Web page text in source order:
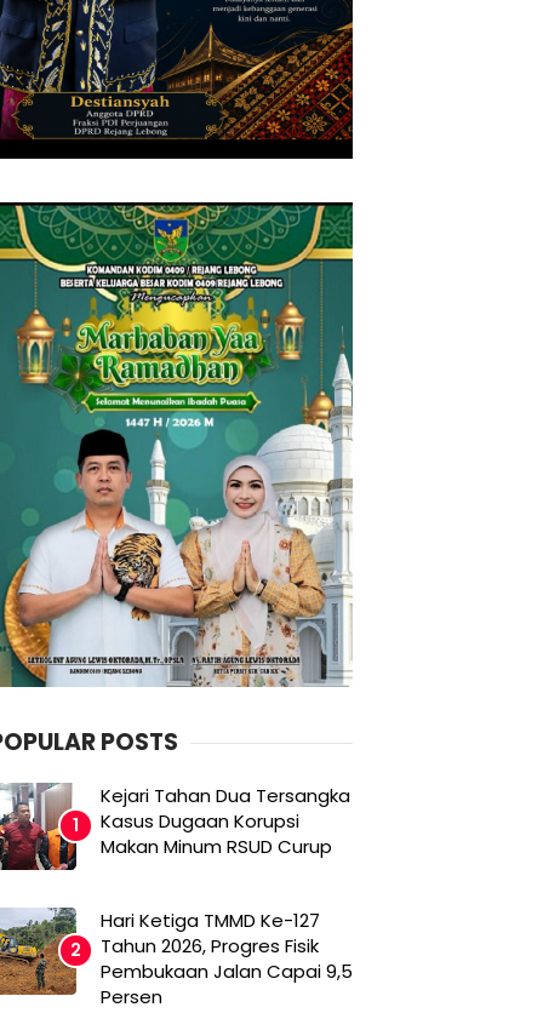
POSTS
Kejari Tahan Dua Tersangka
Kasus Dugaan Korupsi
Makan Minum RSUD Curup
Hari Ketiga TMMD Ke-127
Tahun 2026, Progres Fisik
Pembukaan Jalan Capai 9,5
Persen